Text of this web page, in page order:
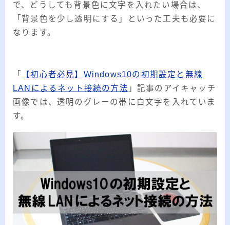
で、どうしても背景色に文字を入れたい場合は、
「背景色を少し透明にする」といった工夫も必要に
なります。
「
【初心者必見】Windows10の初期設定と無線
LANによるネット接続の方法 」記事のアイキャッチ
画像では、透明のグレーの帯に白文字を入れていま
す。